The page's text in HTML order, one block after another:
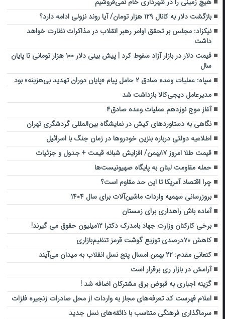
بازگشت دلار به کانال ۱۲۹ هزار تومان/ آیا روند نزولی ادامه دارد؟
نیکزاد: مجلس بر تحقق اوامر رهبر انقلاب در مذاکرات نظارت خواهد
داشت
قیمت دلار در بازار آزاد سقوط کرد | پیش بینی دلار ۱۰۰ هزار تومانی تا پایان
سال
سپاه: عملیات وعده صادق ۲ حامل پیام «پایان دوران تهدید بی‌هزینه» بود
مدیرعامل دیجی‌کالا بازداشت شد
آغاز موج نوزدهم عملیات وعده صادق۴
نگاهی به دستاوردهای کیش در نمایشگاه بین‌المللی گردشگری تهران
اطلاعیه دولتی درباره بنزین خودروها در زمان جنگ با اسرائیل
قیمت طلا امروز ۱۷بهمن/ افزایش شبانه قیمت + جدول و جزئیات
حمله مقاومت لبنان به پایگاه صهیونیست‌ها
چرا اقتصاد آمریکا تا این حد مقاوم است؟
بروزرسانی سهمیه واردات ماشین‌آلات برای سال ۱۴۰۴
آماده باش راهداری برای زمستان
برخی کارکنان وزارت جهاد بامدرک دکترا ۱۲میلیون حقوق می گیرند!
کاهش ۷۰درصدی توزیع گوشت قرمز تنظیم‌بازاری
کنعانی مقدم: ۲۲ بهمن امسال پنج نسل انقلاب به میدان می‌آیند
آرامش در بازار ری برقرار است
گزینه اجباری به قبوض برق مشترکان اضافه شد !
اعلام فهرست کد تعرفه‌های مجاز به واردات از محل صادرات زنجیره فلزات
سرما‌گذاری فرهنگی متناسب با ذائقه‌های نسل جدید